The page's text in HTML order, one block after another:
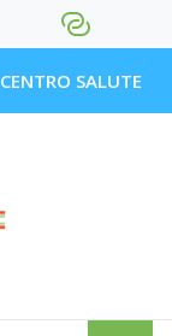
CENTRO SALUTE